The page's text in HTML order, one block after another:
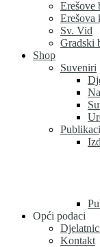
Erešove
Erešova
Sv. Vid
Gradski
Shop
Suveniri
Opći podaci
Kontakt